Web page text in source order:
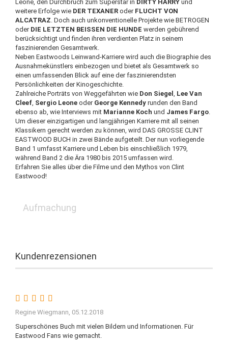
Leone, den Durchbruch zum Superstar in DIRTY HARRY und
weitere Erfolge wie DER TEXANER oder FLUCHT VON
ALCATRAZ . Doch auch unkonventionelle Projekte wie BETROGEN
oder DIE LETZTEN BEISSEN DIE HUNDE werden gebührend
berücksichtigt und finden ihren verdienten Platz in seinem
faszinierenden Gesamtwerk.
Neben Eastwoods Leinwand-Karriere wird auch die Biographie des
Ausnahmekünstlers einbezogen und bietet als Gesamtwerk so
einen umfassenden Blick auf eine der faszinierendsten
Persönlichkeiten der Kinogeschichte.
Zahlreiche Porträts von Weggefährten wie Don Siegel Lee Van
Cleef Sergio Leone oder George Kennedy runden den Band
ebenso ab, wie Interviews mit Marianne Koch und James Fargo
Um dieser einzigartigen und langjährigen Karriere mit all seinen
Klassikern gerecht werden zu können, wird DAS GROSSE CLINT
EASTWOOD BUCH in zwei Bände aufgeteilt. Der nun vorliegende
Band 1 umfasst Karriere und Leben bis einschließlich 1979,
während Band 2 die Ära 1980 bis 2015 umfassen wird.
Erfahren Sie alles über die Filme und den Mythos von Clint
Eastwood!
Aufmachung
Kundenrezensionen
Regine Wiegmann, 05.12.2018
Superschönes Buch mit vielen Bildern und Informationen. Für
Eastwood Fans wie gemacht.